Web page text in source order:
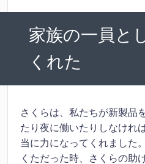
家族の一員と
くれた
さくらは、私たちが新製品
たり夜に働いたりしなけれ
当に力になってくれました
くただった時、さくらの助